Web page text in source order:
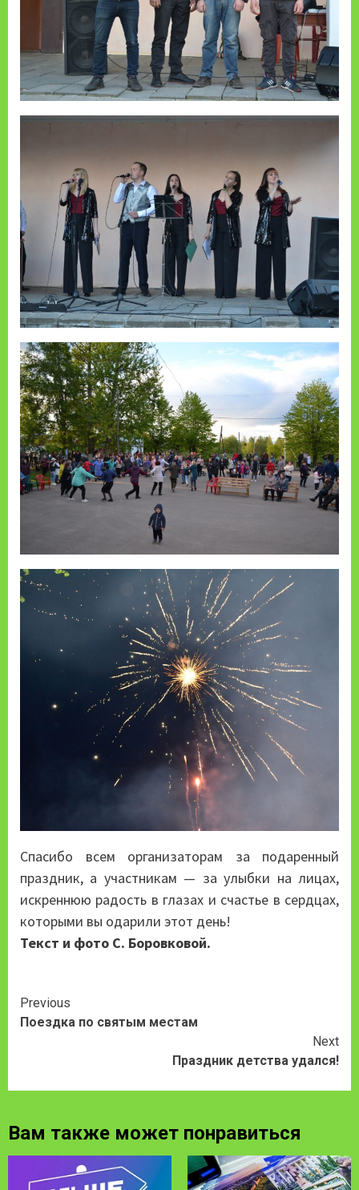
Спасибо всем организаторам за подаренный
праздник, а участникам — за улыбки на лицах,
искреннюю радость в глазах и счастье в сердцах,
которыми вы одарили этот день!
Текст и фото С. Боровковой.
Continue
Reading
Previous
Поездка по святым местам
Next
Праздник детства удался!
Вам также может понравиться